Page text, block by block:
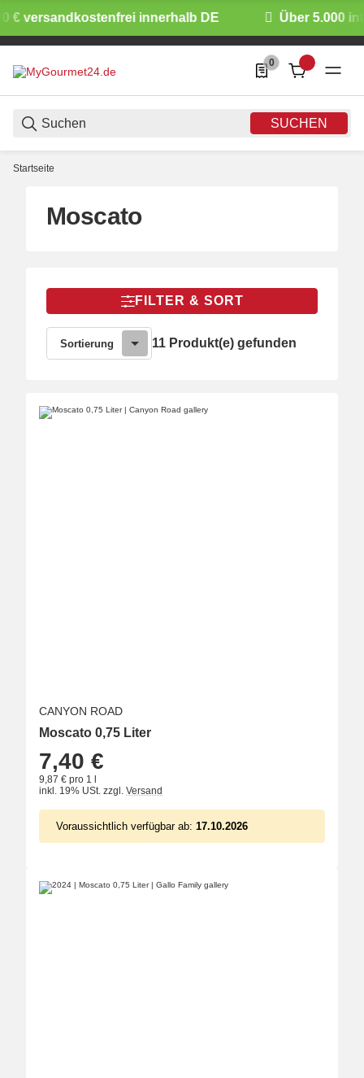
versandkostenfrei innerhalb DE Über 5.000
SUCHEN
0
0 Produkte in der
Startseite
Moscato
FILTER & SORT
Sortierung 11 Produkt(e) gefunden
CANYON ROAD
Moscato 0,75 Liter
7,40 €
9,87 € pro 1 l
inkl. 19% USt. zzgl. Versand
Voraussichtlich verfügbar ab: 17.10.2026